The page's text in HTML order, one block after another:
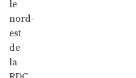
le
nord-
est
de
la